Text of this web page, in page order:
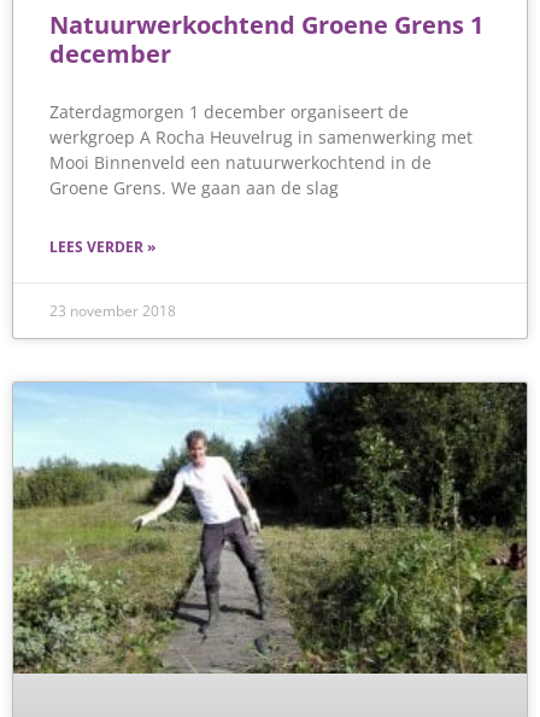
Natuurwerkochtend Groene Grens 1
december
Zaterdagmorgen 1 december organiseert de
werkgroep A Rocha Heuvelrug in samenwerking met
Mooi Binnenveld een natuurwerkochtend in de
Groene Grens. We gaan aan de slag
LEES VERDER »
23 november 2018